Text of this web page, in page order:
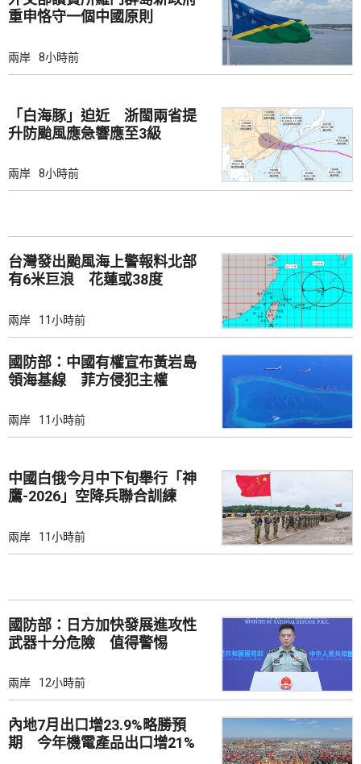
重申恪守一個中國原則
兩岸 8小時前
「白海豚」迫近 浙閩兩省提
升防颱風應急響應至3級
兩岸 8小時前
台灣發出颱風海上警報料北部
有6米巨浪 花蓮或38度
兩岸 11小時前
國防部：中國有權宣布黃岩島
領海基線 菲方侵犯主權
兩岸 11小時前
中國白俄今月中下旬舉行「神
鷹-2026」空降兵聯合訓練
兩岸 11小時前
國防部：日方加快發展進攻性
武器十分危險 值得警惕
兩岸 12小時前
內地7月出口增23.9%略勝預
期 今年機電產品出口增21%